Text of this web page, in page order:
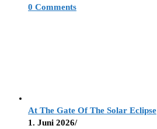
0 Comments
At The Gate Of The Solar Eclipse
1. Juni 2026/